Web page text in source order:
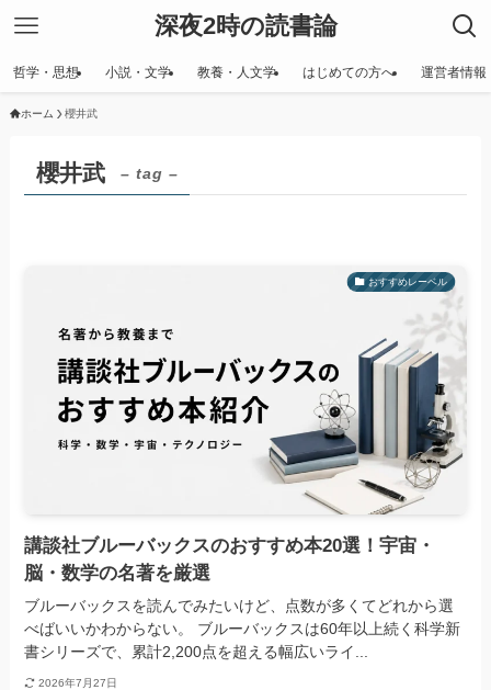
深夜2時の読書論
哲学・思想 小説・文学 教養・人文学 はじめての方へ 運営者情報
ホーム 櫻井武
櫻井武 – tag –
おすすめレーベル
講談社ブルーバックスのおすすめ本20選！宇宙・
脳・数学の名著を厳選
ブルーバックスを読んでみたいけど、点数が多くてどれから選
べばいいかわからない。 ブルーバックスは60年以上続く科学新
書シリーズで、累計2,200点を超える幅広いライ...
2026年7月27日